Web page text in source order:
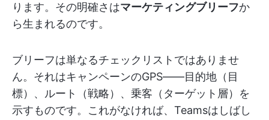
ります。その明確さはマーケティングブリーフか
ら生まれるのです。
ブリーフは単なるチェックリストではありませ
ん。それはキャンペーンのGPS——目的地（目
標）、ルート（戦略）、乗客（ターゲット層）を
示すものです。これがなければ、Teamsはしばし